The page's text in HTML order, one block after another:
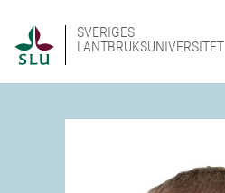
SVERIGES
LANTBRUKSUNIVERSITET